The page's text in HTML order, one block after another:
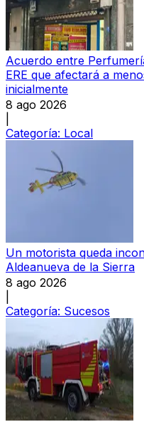
Acuerdo entre
ERE que afectará a
inicialmente
8 ago 2026
Categoría: Local
Un motorista queda
Aldeanueva de la Sierra
8 ago 2026
Categoría: Sucesos